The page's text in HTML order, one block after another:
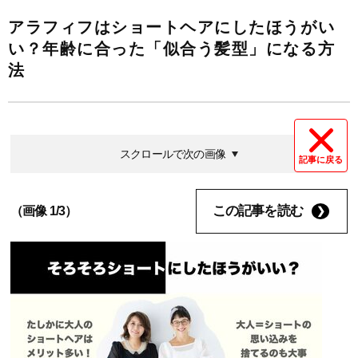
アラフィフはショートヘアにしたほうがい
い？年齢に合った「似合う髪型」になる方
法
記事に戻る
スクロールで次の画像
（画像 1/3） この記事を読む